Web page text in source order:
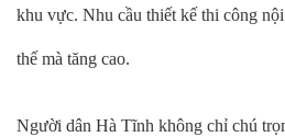
khu vực. Nhu cầu thiết kế thi công
thế mà tăng cao.
Người dân Hà Tĩnh không chỉ chú